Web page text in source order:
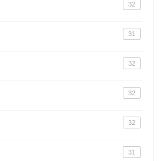
32
31
32
32
32
31